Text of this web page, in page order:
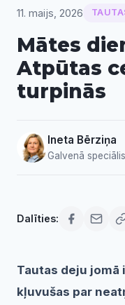
11. maijs, 2026
Mātes
Atpūtas
turpinās
Ineta Bērziņa
Galvenā
Dalīties:
Tautas deju jomā
kļuvušas par